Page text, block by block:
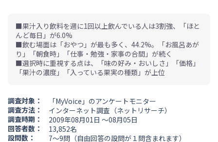
■果汁入り飲料を週に1回以上飲んでいる人は3割強、「ほと
んど毎日」が6.0%
■飲む場面は「おやつ」が最も多く、44.2%。「お風呂あが
り」「朝食時」「仕事・勉強・家事の合間」が続く
■選択時に重視する点は、「味の好み・おいしさ」「価格」
「果汁の濃度」「入っている果実の種類」が上位
調査対象：
「MyVoice」のアンケートモニター
調査方法：
インターネット調査（ネットリサーチ）
調査時期：
2009年08月01日 ～08月05日
回答者数：
13,852名
設問数：
7～9問（自由回答の設問が１問含まれます）